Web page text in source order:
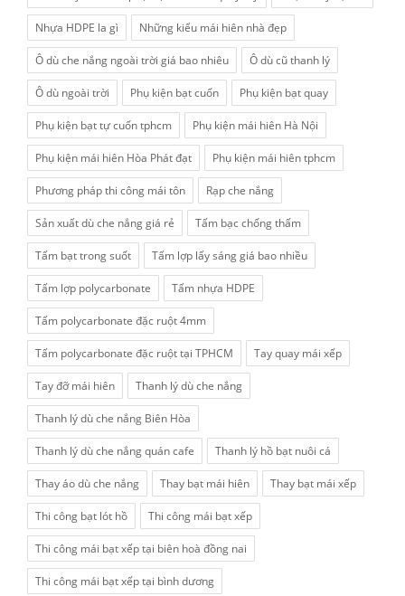
Nhựa HDPE la gì Những kiểu mái hiên nhà đẹp
Ô dù che nắng ngoài trời giá bao nhiêu Ô dù cũ thanh lý
Ô dù ngoài trời Phụ kiện bạt cuốn Phụ kiện bạt quay
Phụ kiện bạt tự cuốn tphcm Phụ kiện mái hiên Hà Nội
Phụ kiện mái hiên Hòa Phát đạt Phụ kiện mái hiên tphcm
Phương pháp thi công mái tôn Rạp che nắng
Sản xuất dù che nắng giá rẻ Tấm bạc chống thấm
Tấm bạt trong suốt Tấm lợp lấy sáng giá bao nhiều
Tấm lợp polycarbonate Tấm nhựa HDPE
Tấm polycarbonate đặc ruột 4mm
Tấm polycarbonate đặc ruột tại TPHCM Tay quay mái xếp
Tay đỡ mái hiên Thanh lý dù che nắng
Thanh lý dù che nắng Biên Hòa
Thanh lý dù che nắng quán cafe Thanh lý hồ bạt nuôi cá
Thay áo dù che nắng Thay bạt mái hiên Thay bạt mái xếp
Thi công bạt lót hồ Thi công mái bạt xếp
Thi công mái bạt xếp tại biên hoà đồng nai
Thi công mái bạt xếp tại bình dương